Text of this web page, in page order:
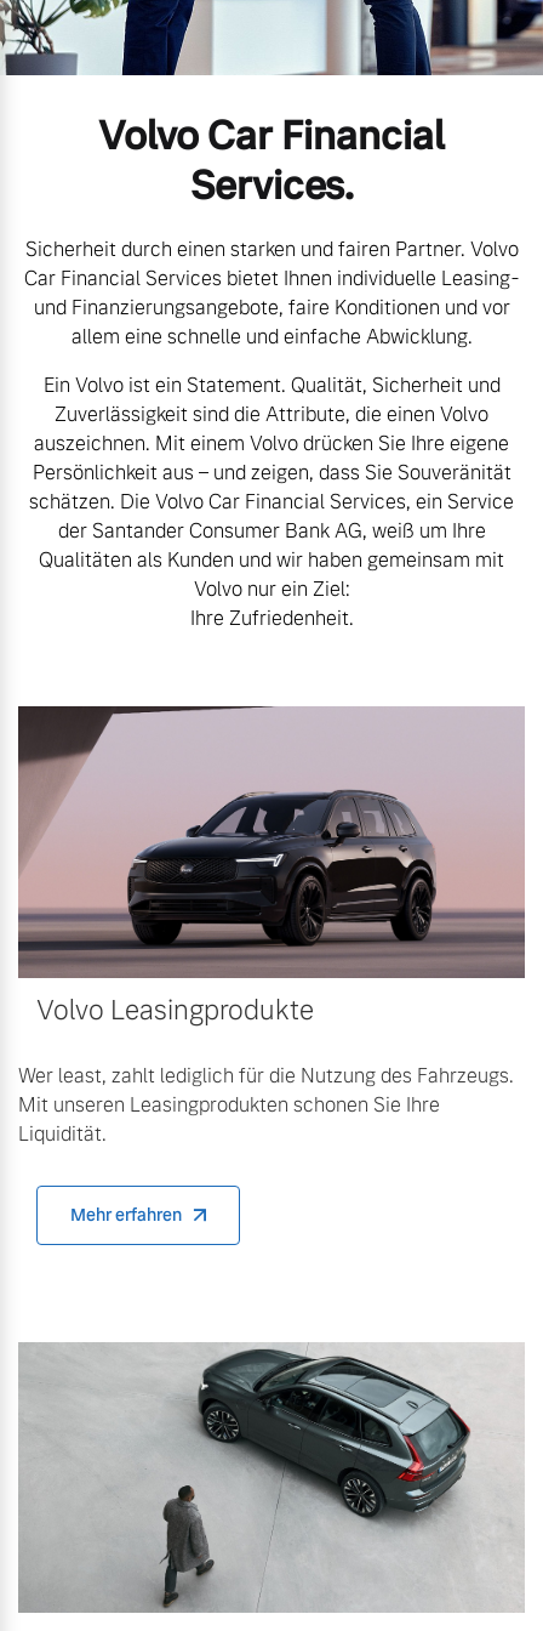
Mild-Hybrid
Geschäftskunden
Editionsmodelle
Konnektivität
Angebot anfragen
Fahrzeug konfigurieren
Volvo Selekt
Gebrauchtwagen
Die Neuwagenalternative
Mehr erfahren
Jetzt kennenlernen
Volvo Gebrauchtwagenbörse
Aktuelle Zubehörangebote
Zubehörkatalog
Service by Volvo
Sie erhalten bei uns eine
Vielzahl von Original
Volvo Winter- und
Sommer Kompletträder.
Bitte sprechen Sie uns
direkt an.
Entdecken Sie unsere
saisonalen Angebote.
Mehr erfahren
Finanzierung & Leasing
Kontakt und Anfahrt
Volvo Car Financial
Services.
Sicherheit durch einen starken und fairen Partner. Volvo
Car Financial Services bietet Ihnen individuelle Leasing-
und Finanzierungsangebote, faire Konditionen und vor
allem eine schnelle und einfache Abwicklung.
Ein Volvo ist ein Statement. Qualität, Sicherheit und
Zuverlässigkeit sind die Attribute, die einen Volvo
auszeichnen. Mit einem Volvo drücken Sie Ihre eigene
Persönlichkeit aus – und zeigen, dass Sie Souveränität
schätzen. Die Volvo Car Financial Services, ein Service
der Santander Consumer Bank AG, weiß um Ihre
Qualitäten als Kunden und wir haben gemeinsam mit
Volvo nur ein Ziel:
Ihre Zufriedenheit.
Volvo Leasingprodukte
Wer least, zahlt lediglich für die Nutzung des Fahrzeugs.
Mit unseren Leasingprodukten schonen Sie Ihre
Liquidität.
Mehr erfahren